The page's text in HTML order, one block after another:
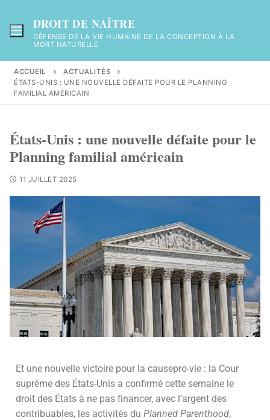
DROIT DE NAÎTRE
DÉFENSE DE LA VIE HUMAINE DE LA CONCEPTION À LA
MORT NATURELLE
ACCUEIL
ACTUALITÉS
ÉTATS-UNIS : UNE NOUVELLE DÉFAITE POUR LE PLANNING
FAMILIAL AMÉRICAIN
États-Unis : une nouvelle défaite pour le
Planning familial américain
11 JUILLET 2025
Et une nouvelle victoire pour la causepro-vie : la Cour
suprême des États-Unis a confirmé cette semaine le
droit des États à ne pas financer, avec l’argent des
contribuables, les activités du Planned Parenthood,